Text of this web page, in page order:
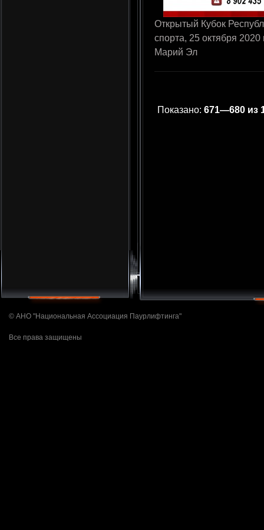
Открытый Кубок
спорта, 25 октября
Марий Эл
Показано: 671—680 из
© АНО "Национальная Ассоциация Паурлифтинга"
Все права защищены